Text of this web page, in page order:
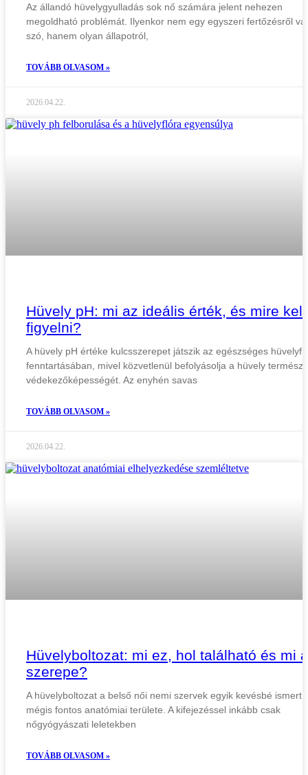
Az állandó hüvelygyulladás sok nő számára jelent nehezen
megoldható problémát. Ilyenkor nem egy egyszeri fertőzésről
szó, hanem olyan állapotról,
TOVÁBB OLVASOM »
2026.04.22.
Hüvely pH: mi az ideális érték, és mire kell
figyelni?
A hüvely pH értéke kulcsszerepet játszik az egészséges
fenntartásában, mivel közvetlenül befolyásolja a hüvely
védekezőképességét. Az enyhén savas
TOVÁBB OLVASOM »
2026.04.22.
Hüvelyboltozat: mi ez, hol található és mi a
szerepe?
A hüvelyboltozat a belső női nemi szervek egyik kevésbé ismert,
mégis fontos anatómiai területe. A kifejezéssel inkább csak
nőgyógyászati leletekben
TOVÁBB OLVASOM »